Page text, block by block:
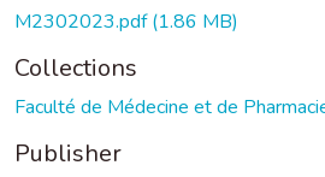
M2302023.pdf(1.86 MB)
Collections
Faculté de Médecine et de
Publisher